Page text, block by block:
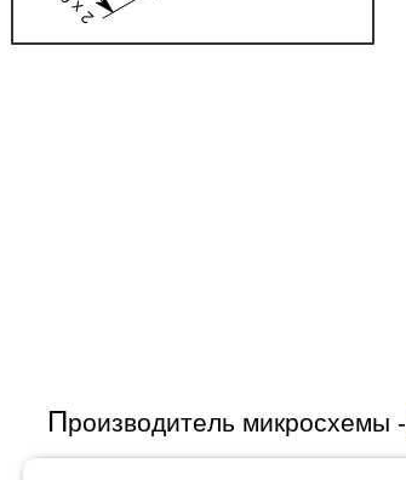
Производитель микросхемы -